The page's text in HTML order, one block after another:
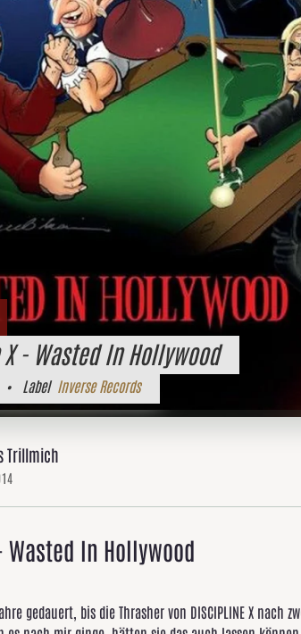
- Wasted In Hollywood
Label Inverse Records
Trillmich
In Hollywood
gedauert, bis die Thrasher von DISCIPLINE X nach